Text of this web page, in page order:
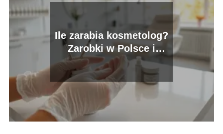
Ile zarabia kosmetolog?
Zarobki w Polsce i
możliwości